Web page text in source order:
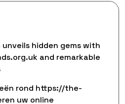
hidden gems with
and remarkable
rond https://the-
uw online